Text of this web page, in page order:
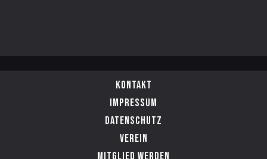
Kontakt
Impressum
Datenschutz
Verein